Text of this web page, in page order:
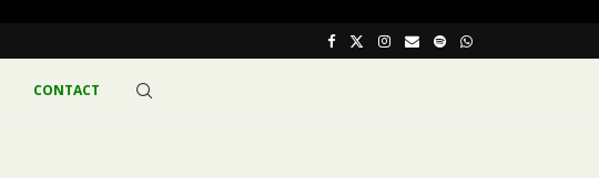
CONTACT